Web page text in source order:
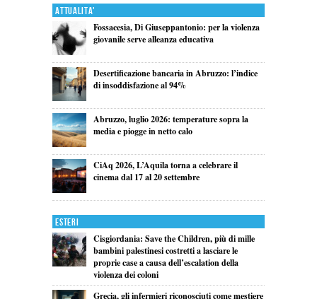
Attualita'
Fossacesia, Di Giuseppantonio: per la violenza
giovanile serve alleanza educativa
Desertificazione bancaria in Abruzzo: l’indice
di insoddisfazione al 94%
Abruzzo, luglio 2026: temperature sopra la
media e piogge in netto calo
CiAq 2026, L’Aquila torna a celebrare il
cinema dal 17 al 20 settembre
Esteri
Cisgiordania: Save the Children, più di mille
bambini palestinesi costretti a lasciare le
proprie case a causa dell’escalation della
violenza dei coloni
Grecia, gli infermieri riconosciuti come mestiere